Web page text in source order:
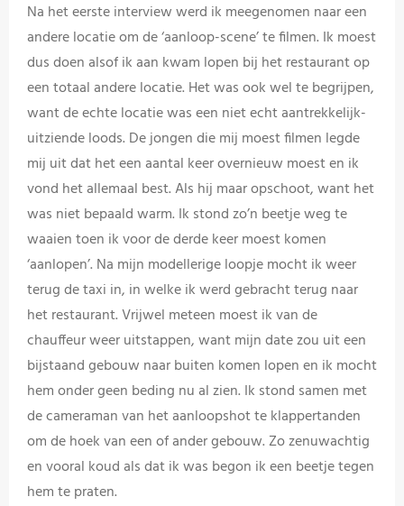
Na het eerste interview werd ik meegenomen naar een
andere locatie om de ‘aanloop-scene’ te filmen. Ik moest
dus doen alsof ik aan kwam lopen bij het restaurant op
een totaal andere locatie. Het was ook wel te begrijpen,
want de echte locatie was een niet echt aantrekkelijk-
uitziende loods. De jongen die mij moest filmen legde
mij uit dat het een aantal keer overnieuw moest en ik
vond het allemaal best. Als hij maar opschoot, want het
was niet bepaald warm. Ik stond zo’n beetje weg te
waaien toen ik voor de derde keer moest komen
‘aanlopen’. Na mijn modellerige loopje mocht ik weer
terug de taxi in, in welke ik werd gebracht terug naar
het restaurant. Vrijwel meteen moest ik van de
chauffeur weer uitstappen, want mijn date zou uit een
bijstaand gebouw naar buiten komen lopen en ik mocht
hem onder geen beding nu al zien. Ik stond samen met
de cameraman van het aanloopshot te klappertanden
om de hoek van een of ander gebouw. Zo zenuwachtig
en vooral koud als dat ik was begon ik een beetje tegen
hem te praten.